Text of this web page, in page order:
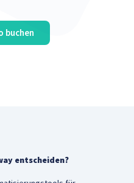
buchen
entscheiden?